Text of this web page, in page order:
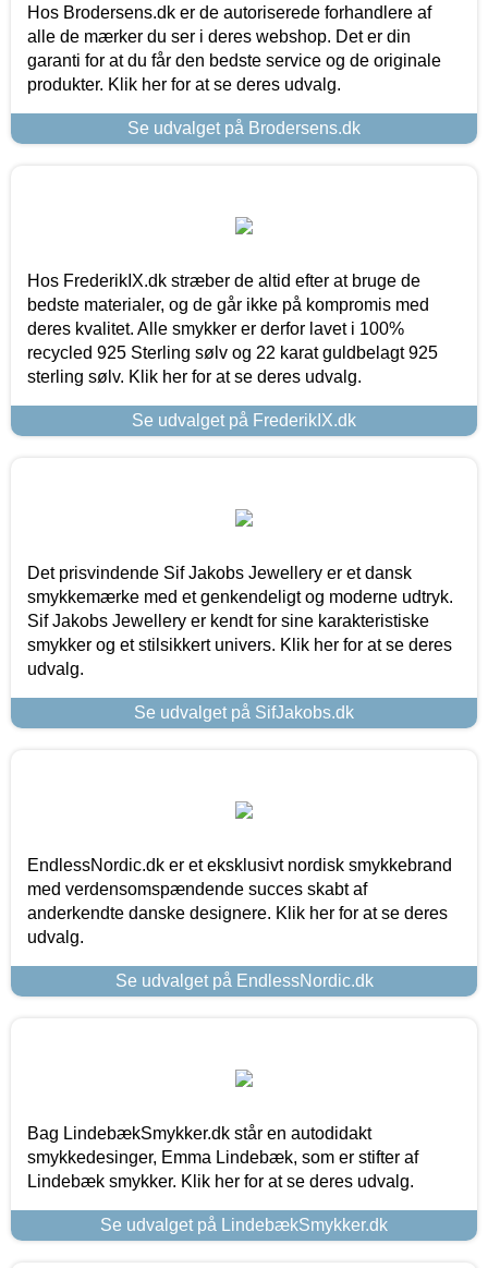
Hos Brodersens.dk er de autoriserede forhandlere af
alle de mærker du ser i deres webshop. Det er din
garanti for at du får den bedste service og de originale
produkter. Klik her for at se deres udvalg.
Se udvalget på Brodersens.dk
Hos FrederikIX.dk stræber de altid efter at bruge de
bedste materialer, og de går ikke på kompromis med
deres kvalitet. Alle smykker er derfor lavet i 100%
recycled 925 Sterling sølv og 22 karat guldbelagt 925
sterling sølv. Klik her for at se deres udvalg.
Se udvalget på FrederikIX.dk
Det prisvindende Sif Jakobs Jewellery er et dansk
smykkemærke med et genkendeligt og moderne udtryk.
Sif Jakobs Jewellery er kendt for sine karakteristiske
smykker og et stilsikkert univers. Klik her for at se deres
udvalg.
Se udvalget på SifJakobs.dk
EndlessNordic.dk er et eksklusivt nordisk smykkebrand
med verdensomspændende succes skabt af
anderkendte danske designere. Klik her for at se deres
udvalg.
Se udvalget på EndlessNordic.dk
Bag LindebækSmykker.dk står en autodidakt
smykkedesinger, Emma Lindebæk, som er stifter af
Lindebæk smykker. Klik her for at se deres udvalg.
Se udvalget på LindebækSmykker.dk